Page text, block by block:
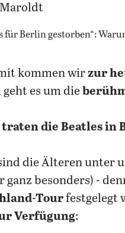
kommen wirzur
es um die
die Beatles in
die Älteren unter
ganz besonders) -
Tourfestgelegt
Verfügung: